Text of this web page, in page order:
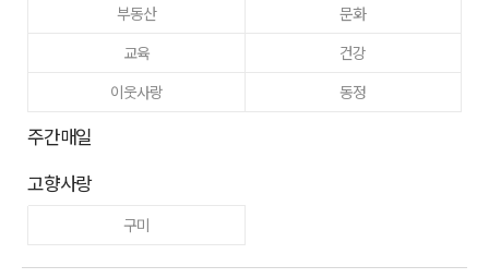
부동산
문화
교육
건강
이웃사랑
동정
주간매일
고향사랑
구미